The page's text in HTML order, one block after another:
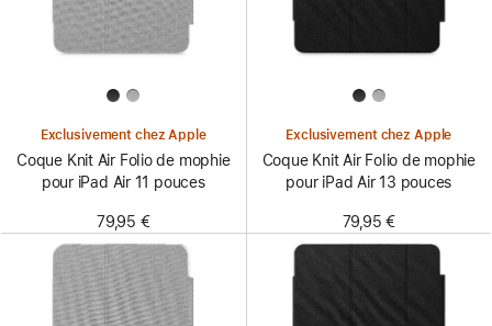
Exclusivement chez Apple
Coque Knit Air Folio de mophie
pour iPad Air 11 pouces
79,95 €
Exclusivement chez Apple
Coque Knit Air Folio de mophie
pour iPad Air 13 pouces
79,95 €